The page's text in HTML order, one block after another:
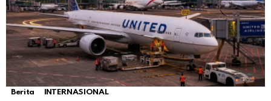
Berita INTERNASIONAL